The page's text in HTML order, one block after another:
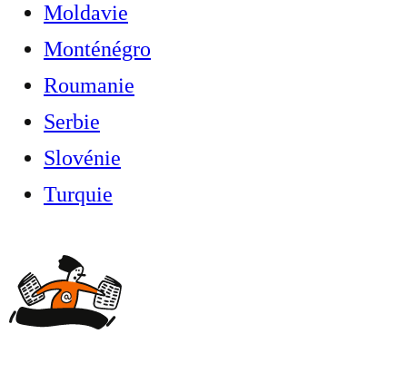
Moldavie
Monténégro
Roumanie
Serbie
Slovénie
Turquie